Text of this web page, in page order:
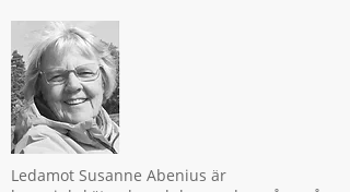
Ledamot Susanne Abenius är